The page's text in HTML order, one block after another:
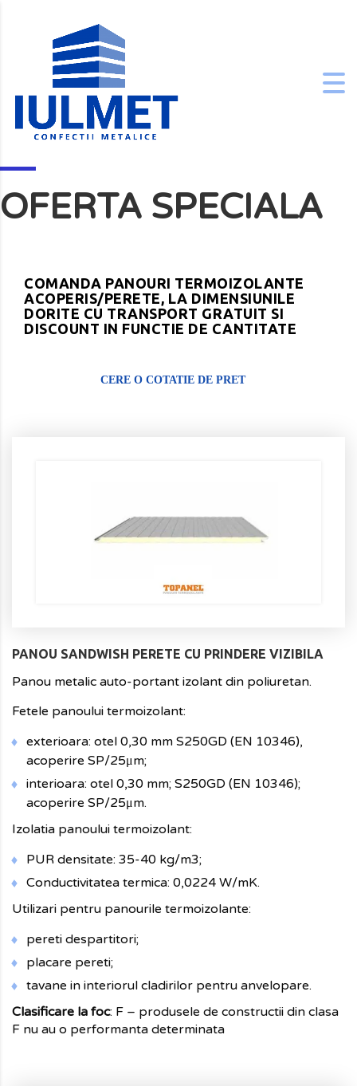
OFERTA SPECIALA
COMANDA PANOURI TERMOIZOLANTE
ACOPERIS/PERETE, LA DIMENSIUNILE
DORITE CU TRANSPORT GRATUIT SI
DISCOUNT IN FUNCTIE DE CANTITATE
CERE O COTATIE DE PRET
PANOU SANDWISH PERETE CU PRINDERE VIZIBILA
Panou metalic auto-portant izolant din poliuretan.
Fetele panoului termoizolant:
exterioara: otel 0,30 mm S250GD (EN 10346),
acoperire SP/25μm;
interioara: otel 0,30 mm; S250GD (EN 10346);
acoperire SP/25μm.
Izolatia panoului termoizolant:
PUR densitate: 35-40 kg/m3;
Conductivitatea termica: 0,0224 W/mK.
Utilizari pentru panourile termoizolante:
pereti despartitori;
placare pereti;
tavane in interiorul cladirilor pentru anvelopare.
Clasificare la foc: F – produsele de constructii din clasa
F nu au o performanta determinata